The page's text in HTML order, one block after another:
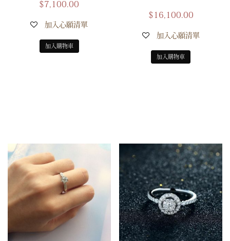
$7,100.00
加入心願清單
加入購物車
$ 16,100.00
加入心願清單
加入購物車